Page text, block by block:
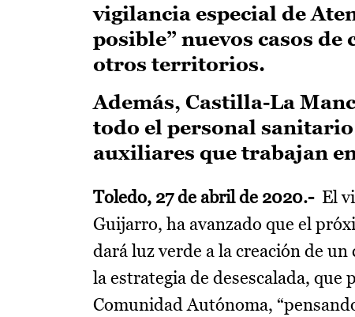
vigilancia especial de
posible” nuevos casos
otros territorios.
Además, Castilla-La
todo el personal
auxiliares que trabajan
Toledo, 27 de abril de 2020.-El
Guijarro, ha avanzado que el
dará luz verde a la creación de
la estrategia de desescalada,
Comunidad Autónoma,